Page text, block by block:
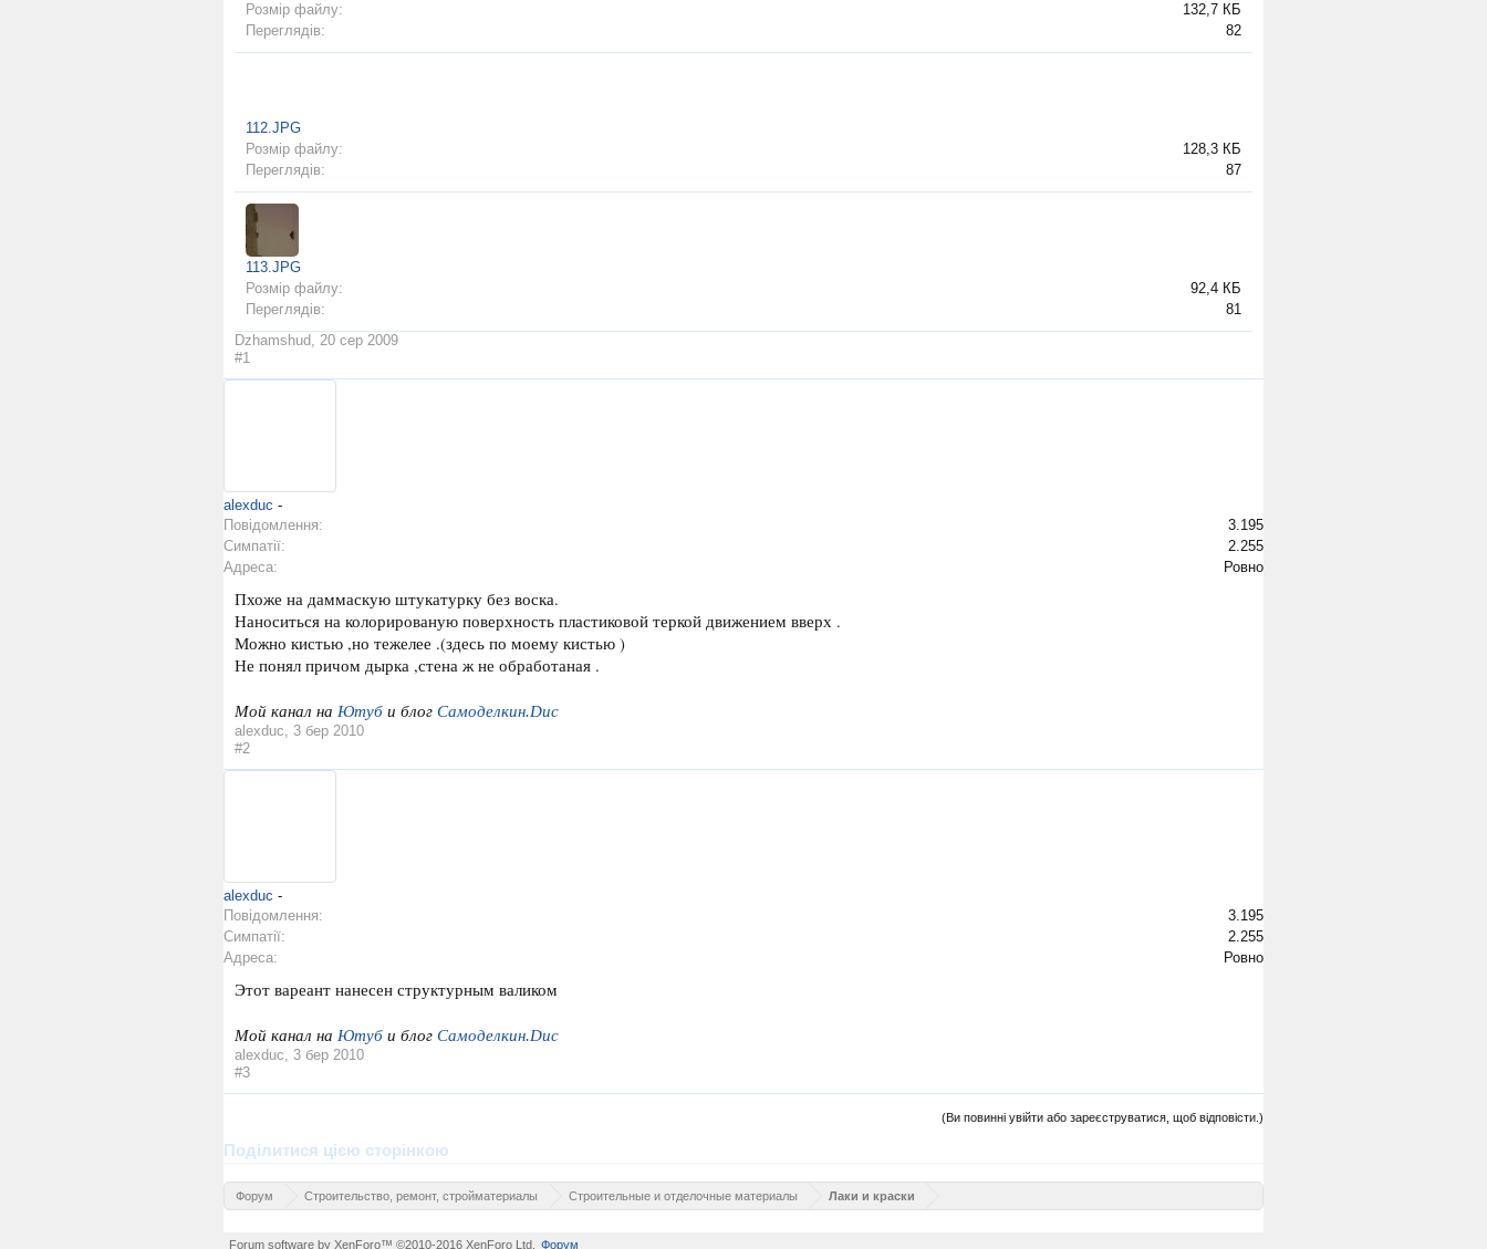
Розмір файлу:
132,7 КБ
Переглядів:
82
112.JPG
Розмір файлу:
128,3 КБ
Переглядів:
87
113.JPG
Розмір файлу:
92,4 КБ
Переглядів:
81
Dzhamshud, 20 сер 2009
#1
alexduc -
Повідомлення:
3.195
Симпатії:
2.255
Адреса:
Ровно
Пхоже на даммаскую штукатурку без воска.
Наноситься на колорированую поверхность пластиковой теркой движением вверх .
Можно кистью ,но тежелее .(здесь по моему кистью )
Не понял причом дырка ,стена ж не обработаная .
Мой канал на Ютуб и блог Самоделкин.Duc
alexduc, 3 бер 2010
#2
alexduc -
Повідомлення:
3.195
Симпатії:
2.255
Адреса:
Ровно
Этот вареант нанесен структурным валиком
Мой канал на Ютуб и блог Самоделкин.Duc
alexduc, 3 бер 2010
#3
(Ви повинні увійти або зареєструватися, щоб відповісти.)
Поділитися цією сторінкою
Форум Строительство, ремонт, стройматериалы Строительные и отделочные материалы Лаки и краски
Forum software by XenForo™ ©2010-2016 XenForo Ltd. Форум